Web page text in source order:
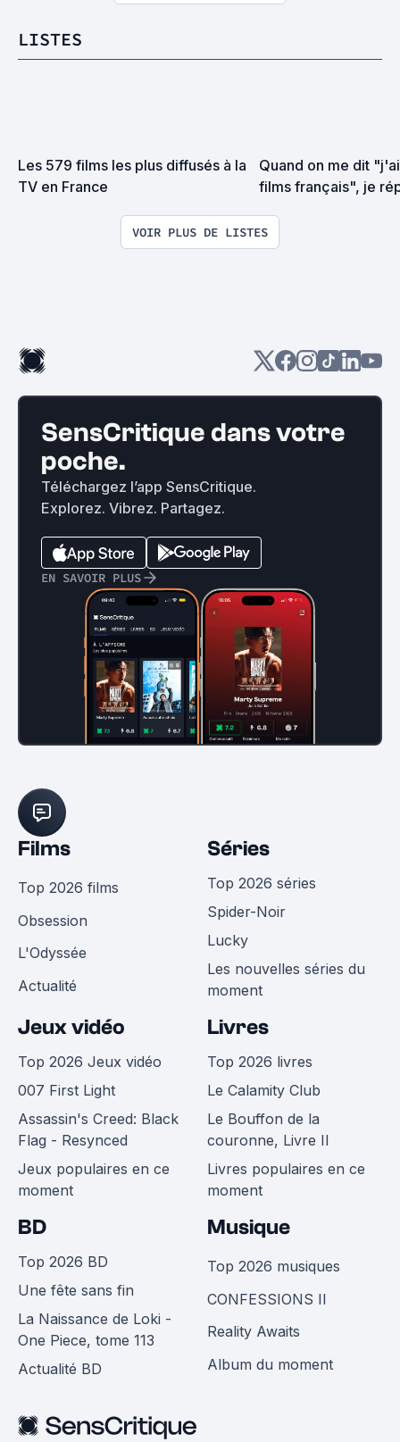
LISTES
Les 579 films les plus diffusés à la
TV en France
Quand on me dit
films français", je
VOIR PLUS DE LISTES
SensCritique dans votre
poche.
Téléchargez l’app SensCritique.
Explorez. Vibrez. Partagez.
EN SAVOIR PLUS
Films
Top 2026 films
Obsession
L'Odyssée
Actualité
Séries
Top 2026 séries
Spider-Noir
Lucky
Les nouvelles séries du
moment
Jeux vidéo
Top 2026 Jeux vidéo
007 First Light
Assassin's Creed: Black
Flag - Resynced
Jeux populaires en ce
moment
Livres
Top 2026 livres
Le Calamity Club
Le Bouffon de la
couronne, Livre II
Livres populaires en ce
moment
BD
Top 2026 BD
Une fête sans fin
La Naissance de Loki -
One Piece, tome 113
Actualité BD
Musique
Top 2026 musiques
CONFESSIONS II
Reality Awaits
Album du moment